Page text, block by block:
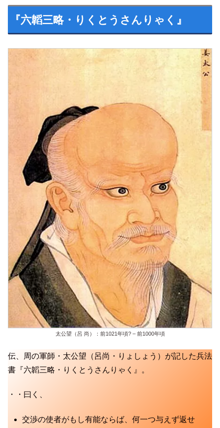
『六韜三略・りくとうさんりゃく』
太公望（呂 尚）：前1021年頃? – 前1000年頃
伝、周の軍師・太公望（呂尚・りょしょう）が記した兵法
書『六韜三略・りくとうさんりゃく』。
・・曰く、
交渉の使者がもし有能ならば、何一つ与えず返せ